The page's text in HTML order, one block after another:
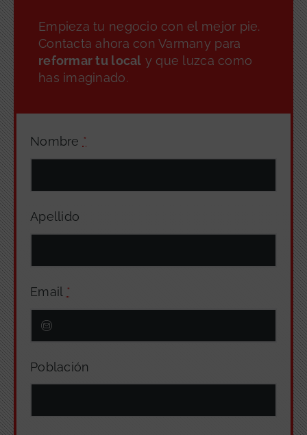
Nombre *
Apellido
Email *
Población
Empieza tu negocio con el mejor pie.
Contacta ahora con Varmany para
reformar tu local y que luzca como
has imaginado.